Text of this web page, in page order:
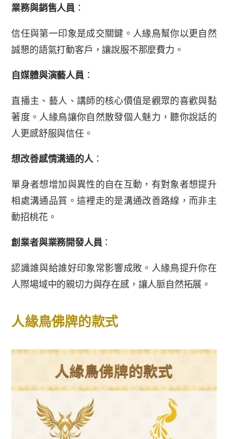
業務與銷售人員 ：
信任與第一印象是成交關鍵。人緣鳥幫你以更自然
誠懇的語氣打動客戶，讓說服不那麼費力。
自媒體與演藝人員 ：
直播主、藝人、講師的核心價值是觀眾的喜歡與黏
著度。人緣鳥讓你自然散發個人魅力，聽你說話的
人更感舒服與信任。
想改善感情溝通的人：
單身者想增加與異性的自在互動，有對象者想提升
相處溝通品質。這裡走的是溝通改善路線，而非主
動招桃花。
創業者與業務開發人員 ：
認識誰與給誰好印象常影響成敗。人緣鳥提升你在
人際場域中的親切力與存在感，讓人脈自然拓展。
人緣鳥佛牌的款式